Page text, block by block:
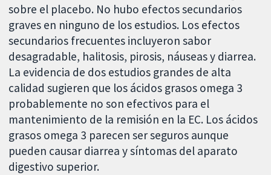
sobre el placebo. No hubo efectos secundarios
graves en ninguno de los estudios. Los efectos
secundarios frecuentes incluyeron sabor
desagradable, halitosis, pirosis, náuseas y diarrea.
La evidencia de dos estudios grandes de alta
calidad sugieren que los ácidos grasos omega 3
probablemente no son efectivos para el
mantenimiento de la remisión en la EC. Los ácidos
grasos omega 3 parecen ser seguros aunque
pueden causar diarrea y síntomas del aparato
digestivo superior.